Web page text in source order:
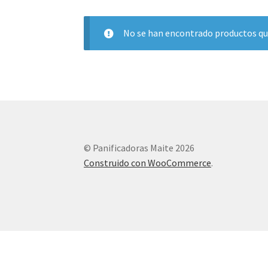
No se han encontrado productos
© Panificadoras Maite 2026
Construido con WooCommerce.